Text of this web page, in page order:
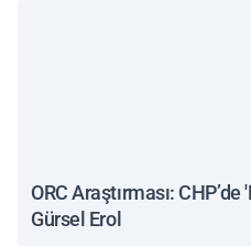
ORC Araştırması:
Gürsel Erol